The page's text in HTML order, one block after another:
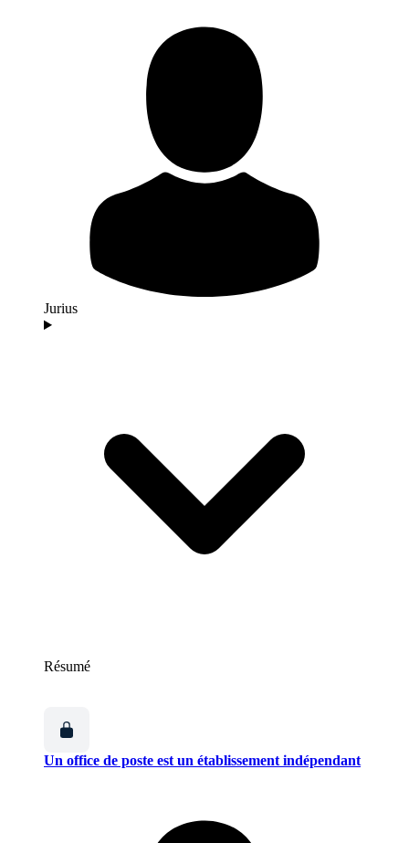
Jurius
Résumé
Un office de poste est un établissement indépendant